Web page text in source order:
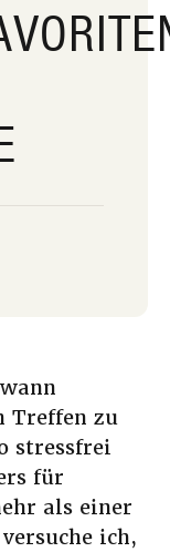
Treffen zu
stressfrei
für
als einer
ich,